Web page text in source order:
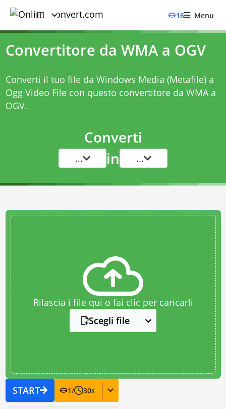
16 Menu
Convertitore da WMA a OGV
Converti il tuo file da Windows Media (Metafile) a
Ogg Video File con questo convertitore da WMA a
OGV.
Converti
... in ...
Rilascia i file qui o fai clic per caricarli
Scegli file
START 1/ 30s